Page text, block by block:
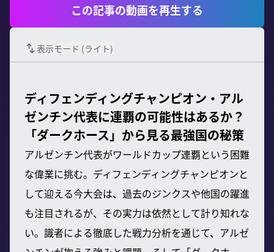
この記事の動画を再生する
表示モード (ライト)
ディフェンディングチャンピオン・アル
ゼンチン代表に連覇の可能性はあるか？
「ダークホース」から見る最強国の秘策
アルゼンチン代表がワールドカップ連覇という困難
な偉業に挑む。ディフェンディングチャンピオンと
して迎える今大会は、過去のジンクスや他国の躍進
も注目されるが、その実力は依然として計り知れな
い。識者による徹底した戦力分析を通じて、アルゼ